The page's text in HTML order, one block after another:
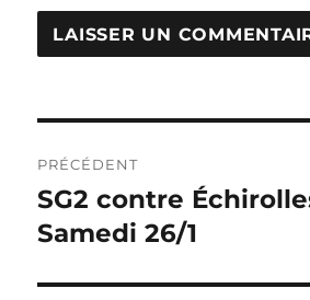
de
l’article
PRÉCÉDENT
Publication
précédente :
SG2 contre
Samedi 26/1